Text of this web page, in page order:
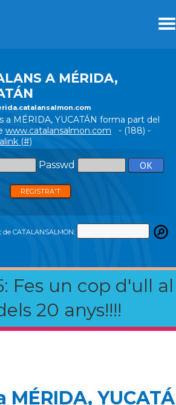
A MÉRIDA,
a MÉRIDA, YUCATÁN forma part del
www.catalansalmon.com - (188) -
(#)
Passwd
REGISTRA'T
CATALANSALMON:
Fes un cop d'ull al
20 anys!!!!
MÉRIDA,